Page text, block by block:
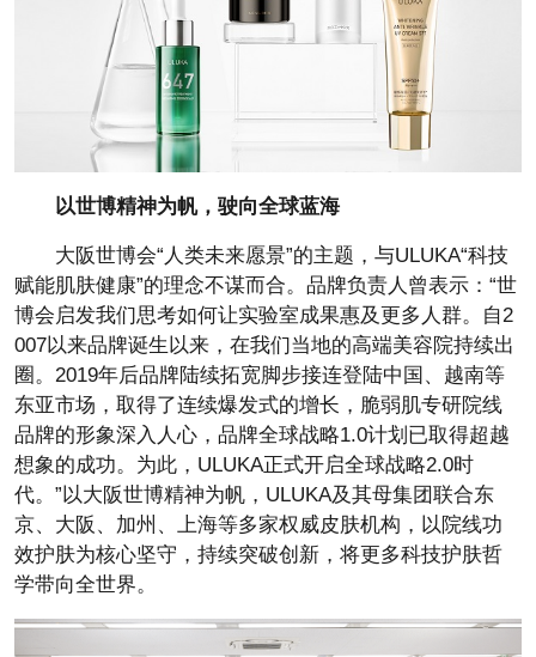
以世博精神为帆，驶向全球蓝海
大阪世博会“人类未来愿景”的主题，与ULUKA“科技
赋能肌肤健康”的理念不谋而合。品牌负责人曾表示：“世
博会启发我们思考如何让实验室成果惠及更多人群。自2
007以来品牌诞生以来，在我们当地的高端美容院持续出
圈。2019年后品牌陆续拓宽脚步接连登陆中国、越南等
东亚市场，取得了连续爆发式的增长，脆弱肌专研院线
品牌的形象深入人心，品牌全球战略1.0计划已取得超越
想象的成功。为此，ULUKA正式开启全球战略2.0时
代。”以大阪世博精神为帆，ULUKA及其母集团联合东
京、大阪、加州、上海等多家权威皮肤机构，以院线功
效护肤为核心坚守，持续突破创新，将更多科技护肤哲
学带向全世界。